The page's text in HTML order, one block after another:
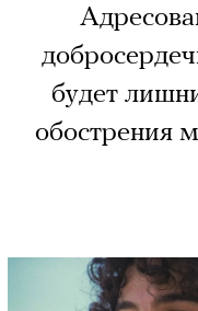
будет
обострения